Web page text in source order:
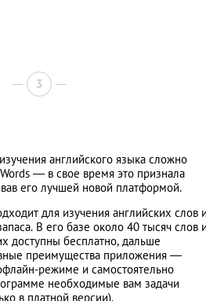
3
английского языка сложно
— в свое время это признала
его лучшей новой платформой.
для изучения английских слов
В его базе около 40 тысяч слов
доступны бесплатно, дальше
преимущества приложения —
режиме и самостоятельно
необходимые вам задачи
в платной версии).